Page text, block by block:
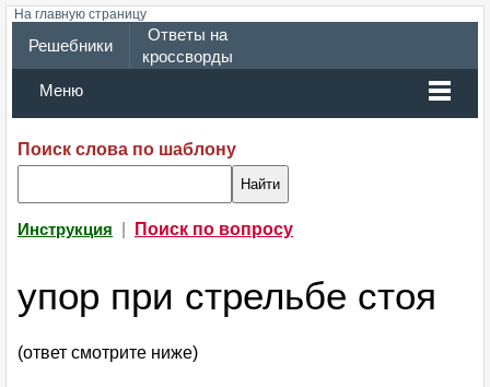
На главную страницу
Решебники
Ответы на
кроссворды
Меню
Поиск слова по шаблону
Инструкция Поиск по вопросу
упор при стрельбе стоя
(ответ смотрите ниже)